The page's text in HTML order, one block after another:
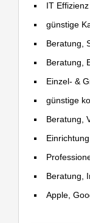
IT
günstige
Beratung,
Beratung,
Einzel- &
günstige
Beratung,
Beratung,
Apple,